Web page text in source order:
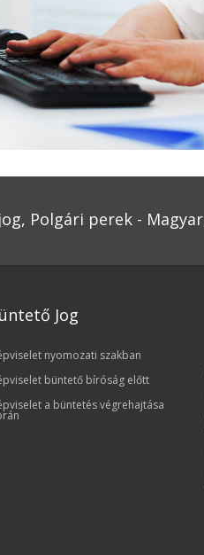
Polgári perek -
Jog
nyomozati szakban
büntető bíróság előtt
a büntetés végrehajtása